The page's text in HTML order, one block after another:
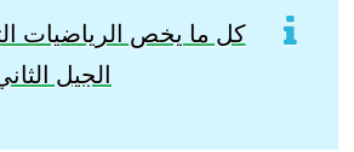
كل ما يخص الرياضيات
الجيل